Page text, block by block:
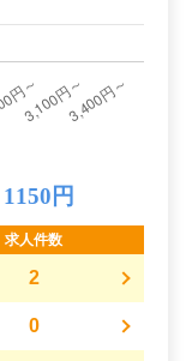
1150円
求人件数
2
0